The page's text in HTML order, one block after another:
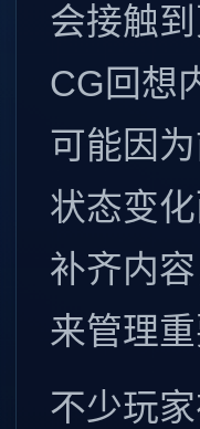
会接触
CG回想
可能因
状态变
补齐内
来管理重
不少玩